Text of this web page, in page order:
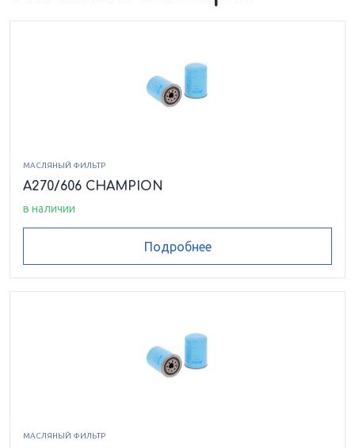
МАСЛЯНЫЙ ФИЛЬТР
A270/606 CHAMPION
в наличии
Подробнее
МАСЛЯНЫЙ ФИЛЬТР